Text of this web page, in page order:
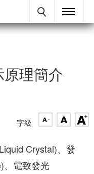
理簡介
字級
Crystal)、發
、電致發光